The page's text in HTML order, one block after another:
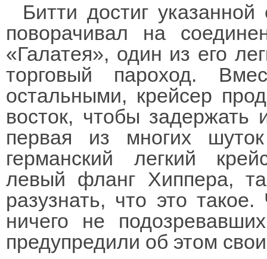
Битти достиг
поворачивал на
«Галатея», один из его
торговый пароход.
остальными, крейсер
восток, чтобы
первая из многих
германский легкий
левый фланг Хиппера,
разузнать, что это
ничего не
предупредили об этом